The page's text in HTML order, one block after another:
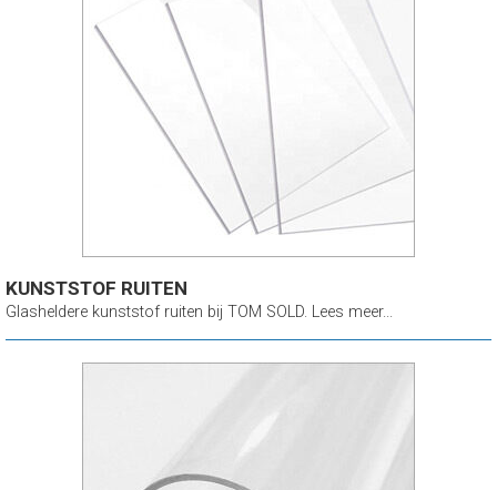
KUNSTSTOF RUITEN
Glasheldere kunststof ruiten bij TOM SOLD. Lees meer...